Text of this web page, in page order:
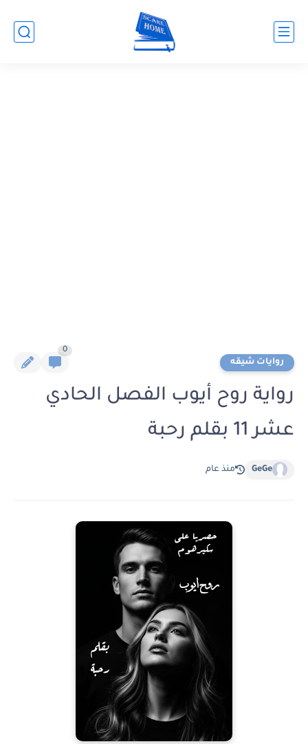
روايات شيقه
0
رواية روح أيوب الفصل الحادي
عشر 11 بقلم رحبة
GeGe منذ عام